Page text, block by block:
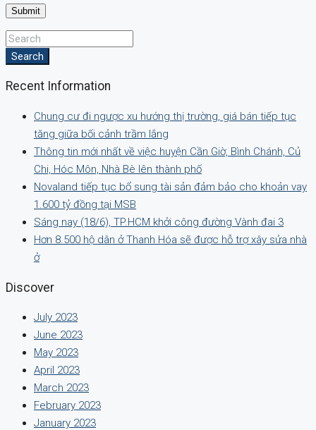
Search
Recent Information
Chung cư đi ngược xu hướng thị trường, giá bán tiếp tục
tăng giữa bối cảnh trầm lắng
Thông tin mới nhất về việc huyện Cần Giờ, Bình Chánh, Củ
Chi, Hóc Môn, Nhà Bè lên thành phố
Novaland tiếp tục bổ sung tài sản đảm bảo cho khoản vay
1.600 tỷ đồng tại MSB
Sáng nay (18/6), TP.HCM khởi công đường Vành đai 3
Hơn 8.500 hộ dân ở Thanh Hóa sẽ được hỗ trợ xây sửa nhà
ở
Discover
July 2023
June 2023
May 2023
April 2023
March 2023
February 2023
January 2023